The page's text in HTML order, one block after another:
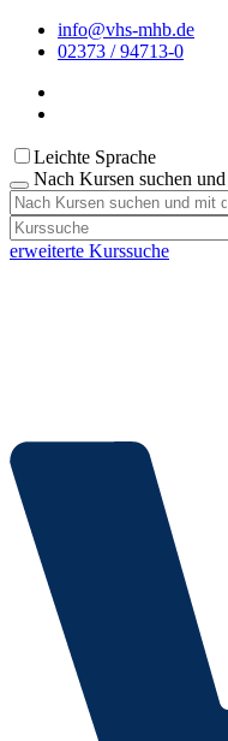
info@vhs-mhb.de
02373 / 94713-0
Leichte Sprache
Nach Kursen suchen
erweiterte Kurssuche